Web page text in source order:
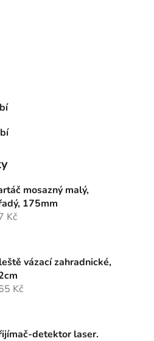
mosazný malý,
175mm
Kč
vázací zahradnické,
Kč
detektor laser.